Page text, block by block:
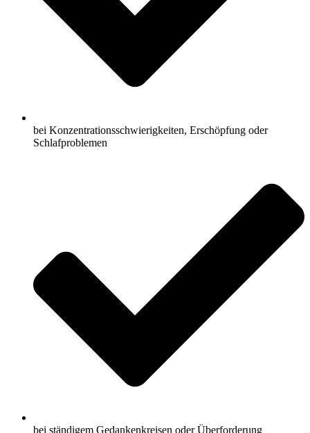
bei Konzentrationsschwierigkeiten, Erschöpfung oder
Schlafproblemen
bei ständigem Gedankenkreisen oder Überforderung